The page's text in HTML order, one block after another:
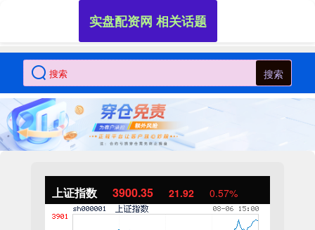
搜索
上证指数 3900.35 21.92 0.57%
实盘配资网 相关话题